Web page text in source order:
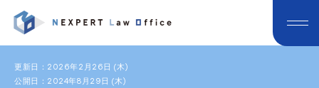
更新日：2026年2月26日 (木)
公開日：2024年8月29日 (木)